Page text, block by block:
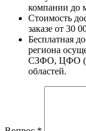
компании до
Стоимость
заказе от 30
Бесплатная
региона
СЗФО, ЦФО
областей.